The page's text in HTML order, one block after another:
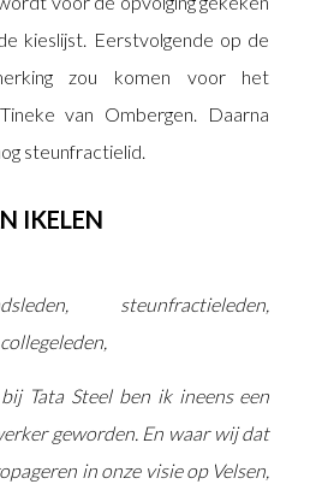
kieslijst. Eerstvolgende op de
zou komen voor het
van Ombergen. Daarna
steunfractielid.
IKELEN
steunfractieleden,
Tata Steel ben ik ineens een
geworden. En waar wij dat
in onze visie op Velsen,